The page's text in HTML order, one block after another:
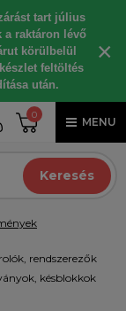
tart július
a raktáron lévő
körülbelül
feltöltés
után.
×
0
MENU
Keresés
rendszerezők
késblokkok